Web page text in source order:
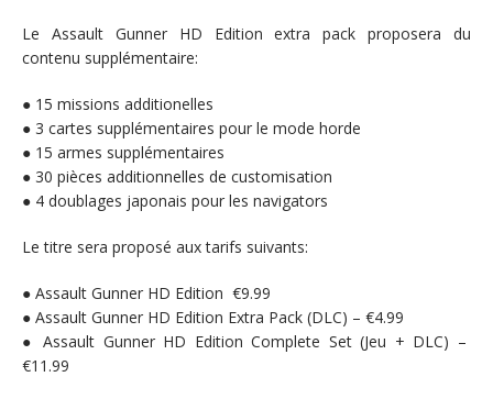
Le Assault Gunner HD Edition extra pack proposera du
contenu supplémentaire:
● 15 missions additionelles
● 3 cartes supplémentaires pour le mode horde
● 15 armes supplémentaires
● 30 pièces additionnelles de customisation
● 4 doublages japonais pour les navigators
Le titre sera proposé aux tarifs suivants:
● Assault Gunner HD Edition €9.99
● Assault Gunner HD Edition Extra Pack (DLC) – €4.99
● Assault Gunner HD Edition Complete Set (Jeu + DLC) –
€11.99